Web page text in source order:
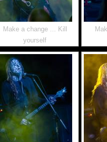
Make a change ... Kill
yourself